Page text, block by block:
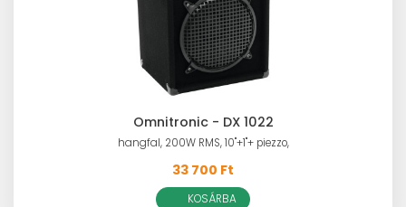
Omnitronic - DX 1022
hangfal, 200W RMS, 10"+1"+ piezzo,
33 700 Ft
KOSÁRBA